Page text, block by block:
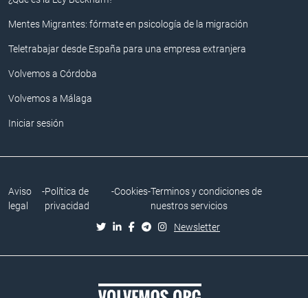
Mentes Migrantes: fórmate en psicología de la migración
Teletrabajar desde España para una empresa extranjera
Volvemos a Córdoba
Volvemos a Málaga
Iniciar sesión
Aviso
legal
-Política de
privacidad
-Cookies-Terminos y condiciones de
nuestros servicios
Newsletter